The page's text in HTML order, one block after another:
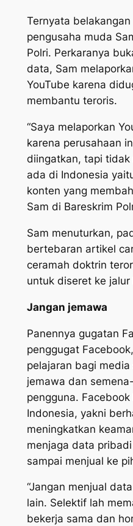
Ternyata
pengusaha muda
Polri. Perkaranya
data, Sam
YouTube karena
membantu teroris.
“Saya melaporkan
karena perusahaan
diingatkan, tapi
ada di Indonesia
konten yang
Sam di Bareskrim
Sam menuturkan,
bertebaran artikel
ceramah doktrin
untuk diseret ke jalur
Jangan jemawa
Panennya gugatan
penggugat
pelajaran bagi
jemawa dan
pengguna.
Indonesia, yakni
meningkatkan
menjaga data
sampai menjual ke
“Jangan menjual
lain. Selektif lah
bekerja sama dan